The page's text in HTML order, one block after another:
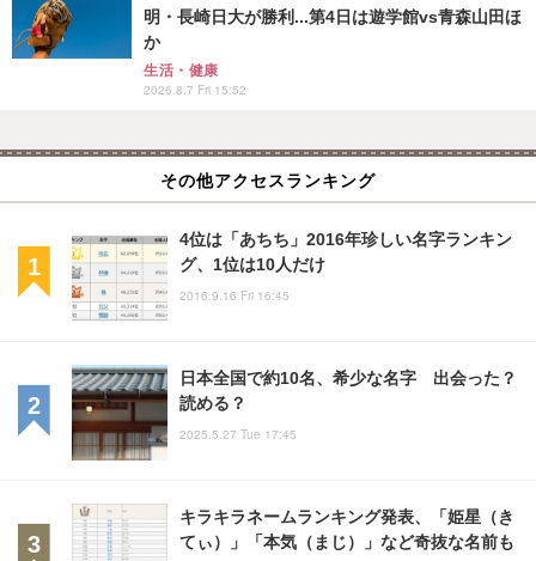
明・長崎日大が勝利...第4日は遊学館vs青森山田ほ
か
生活・健康
2026.8.7 Fri 15:52
その他アクセスランキング
4位は「あちち」2016年珍しい名字ランキン
グ、1位は10人だけ
2016.9.16 Fri 16:45
日本全国で約10名、希少な名字 出会った？
読める？
2025.5.27 Tue 17:45
キラキラネームランキング発表、「姫星（き
てぃ）」「本気（まじ）」など奇抜な名前も